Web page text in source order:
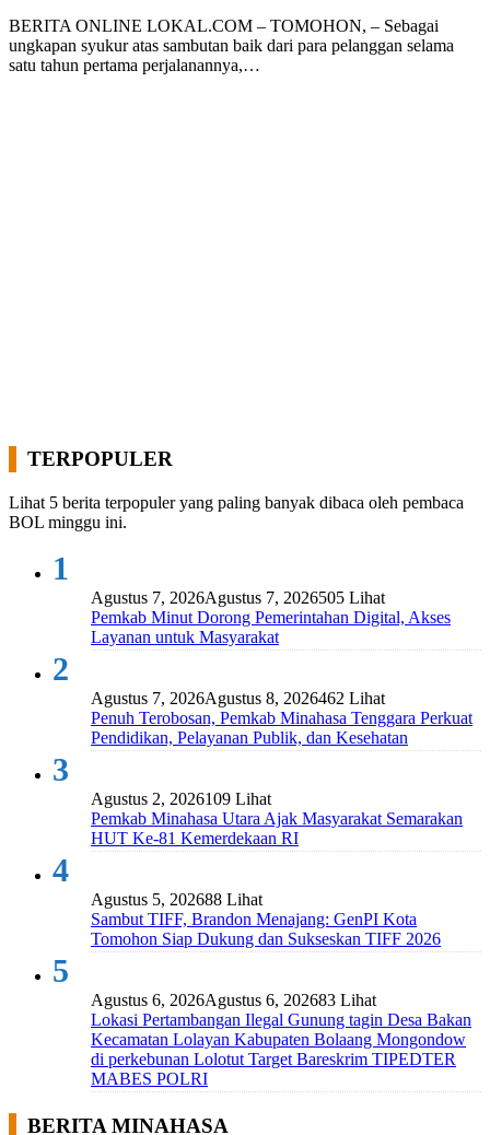
BERITA ONLINE LOKAL.COM – TOMOHON, – Sebagai
ungkapan syukur atas sambutan baik dari para pelanggan selama
satu tahun pertama perjalanannya,…
TERPOPULER
Lihat 5 berita terpopuler yang paling banyak dibaca oleh pembaca
BOL minggu ini.
1
Agustus 7, 2026Agustus 7, 2026505 Lihat
Pemkab Minut Dorong Pemerintahan Digital, Akses
Layanan untuk Masyarakat
2
Agustus 7, 2026Agustus 8, 2026462 Lihat
Penuh Terobosan, Pemkab Minahasa Tenggara Perkuat
Pendidikan, Pelayanan Publik, dan Kesehatan
3
Agustus 2, 2026109 Lihat
Pemkab Minahasa Utara Ajak Masyarakat Semarakan
HUT Ke-81 Kemerdekaan RI
4
Agustus 5, 202688 Lihat
Sambut TIFF, Brandon Menajang: ​GenPI Kota
Tomohon Siap Dukung dan Sukseskan TIFF 2026
5
Agustus 6, 2026Agustus 6, 202683 Lihat
Lokasi Pertambangan Ilegal Gunung tagin Desa Bakan
Kecamatan Lolayan Kabupaten Bolaang Mongondow
di perkebunan Lolotut Target Bareskrim TIPEDTER
MABES POLRI
BERITA MINAHASA